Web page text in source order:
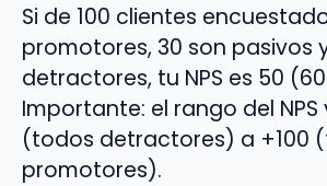
Si de 100 clientes
promotores, 30 son pasivos
detractores, tu NPS es 50
Importante: el rango del NPS
(todos detractores) a +100
promotores).